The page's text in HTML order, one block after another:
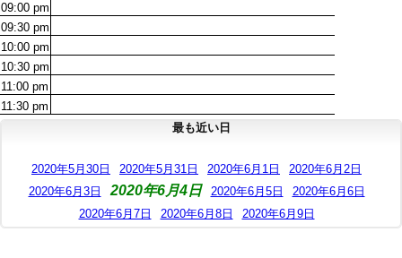
09:00 pm
09:30 pm
10:00 pm
10:30 pm
11:00 pm
11:30 pm
最も近い日
2020年5月30日 2020年5月31日 2020年6月1日
2020年6月2日
2020年6月3日
2020年6月4日 2020年6月5日
2020年6月6日
2020年6月7日
2020年6月8日 2020年6月9日